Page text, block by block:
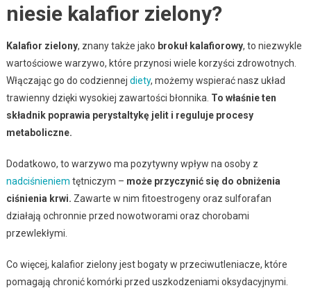
niesie kalafior zielony?
Kalafior zielony, znany także jako brokuł kalafiorowy, to niezwykle
wartościowe warzywo, które przynosi wiele korzyści zdrowotnych.
Włączając go do codziennej diety, możemy wspierać nasz układ
trawienny dzięki wysokiej zawartości błonnika. To właśnie ten
składnik poprawia perystaltykę jelit i reguluje procesy
metaboliczne.
Dodatkowo, to warzywo ma pozytywny wpływ na osoby z
nadciśnieniem tętniczym – może przyczynić się do obniżenia
ciśnienia krwi. Zawarte w nim fitoestrogeny oraz sulforafan
działają ochronnie przed nowotworami oraz chorobami
przewlekłymi.
Co więcej, kalafior zielony jest bogaty w przeciwutleniacze, które
pomagają chronić komórki przed uszkodzeniami oksydacyjnymi.